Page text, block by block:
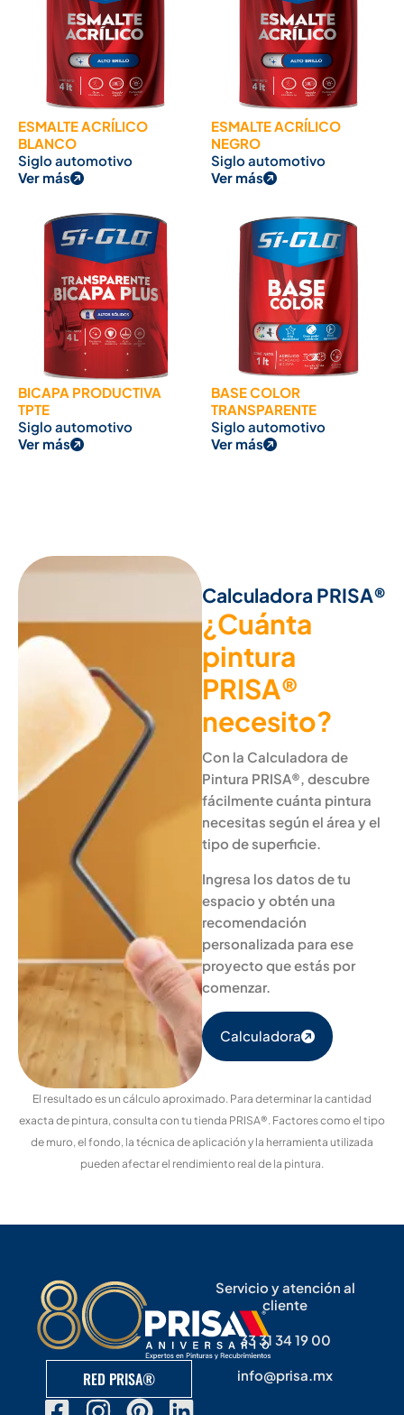
ESMALTE ACRÍLICO
BLANCO
Siglo automotivo
Ver más
ESMALTE ACRÍLICO
NEGRO
Siglo automotivo
Ver más
BICAPA PRODUCTIVA
TPTE
Siglo automotivo
Ver más
BASE COLOR
TRANSPARENTE
Siglo automotivo
Ver más
Calculadora PRISA®
¿Cuánta
pintura
PRISA®
necesito?
Con la Calculadora de
Pintura PRISA®, descubre
fácilmente cuánta pintura
necesitas según el área y el
tipo de superficie.
Ingresa los datos de tu
espacio y obtén una
recomendación
personalizada para ese
proyecto que estás por
comenzar.
Calculadora
El resultado es un cálculo aproximado. Para determinar la cantidad
exacta de pintura, consulta con tu tienda PRISA®. Factores como el tipo
de muro, el fondo, la técnica de aplicación y la herramienta utilizada
pueden afectar el rendimiento real de la pintura.
RED PRISA®
Servicio y atención al
cliente
33 31 34 19 00
info@prisa.mx